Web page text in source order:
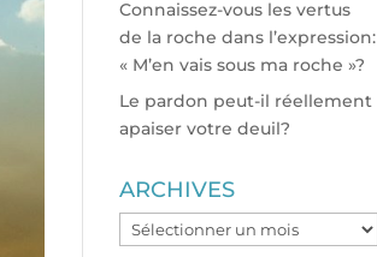
Connaissez-vous les vertus
de la roche dans l’expression:
« M’en vais sous ma roche »?
Le pardon peut-il réellement
apaiser votre deuil?
ARCHIVES
ARCHIVES